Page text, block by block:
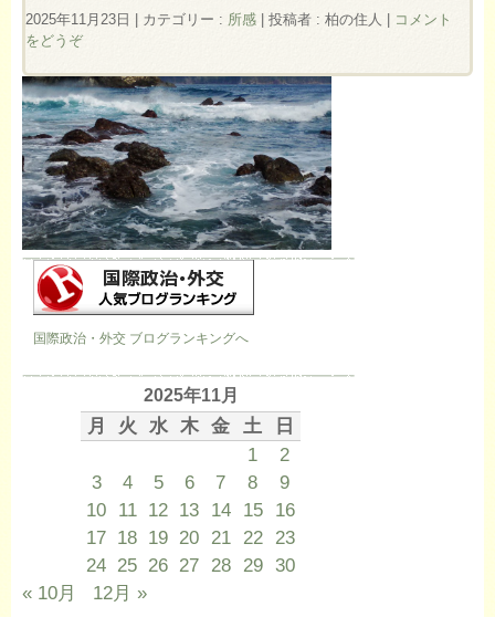
2025年11月23日 カテゴリー : 所感 投稿者 : 柏の住人
コメント
をどうぞ
国際政治・外交 ブログランキングへ
2025年11月
月 火 水 木 金 土
日
1
2
3
4 5 6 7 8
9
10 11 12 13 14 15
16
17 18 19 20 21 22
23
24 25 26 27 28 29 30
« 10月
12月 »